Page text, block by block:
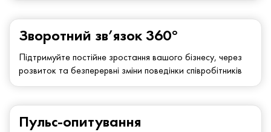
Зворотний зв’язок 360°
Підтримуйте постійне зростання вашого бізнесу, через
розвиток та безперервні зміни поведінки співробітників
Пульс-опитування